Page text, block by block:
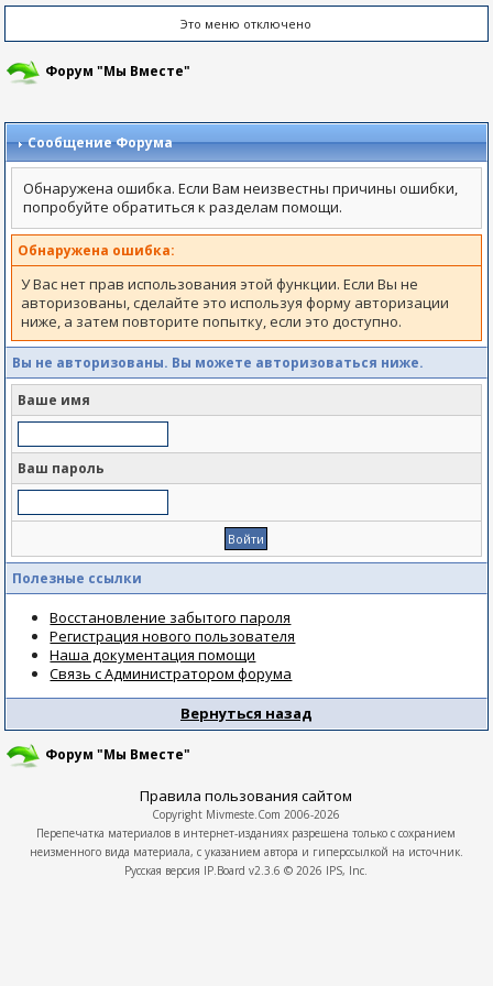
Это меню отключено
Форум "Мы Вместе"
Сообщение Форума
Обнаружена ошибка. Если Вам неизвестны причины ошибки,
попробуйте обратиться к разделам помощи.
Обнаружена ошибка:
У Вас нет прав использования этой функции. Если Вы не
авторизованы, сделайте это используя форму авторизации
ниже, а затем повторите попытку, если это доступно.
Вы не авторизованы. Вы можете авторизоваться ниже.
Ваше имя
Ваш пароль
Полезные ссылки
Восстановление забытого пароля
Регистрация нового пользователя
Наша документация помощи
Связь с Администратором форума
Вернуться назад
Форум "Мы Вместе"
Правила пользования сайтом
Copyright Mivmeste.Com 2006-2026
Перепечатка материалов в интернет-изданиях разрешена только с сохранием
неизменного вида материала, с указанием автора и гиперссылкой на источник.
Русская версия IP.Board v2.3.6 © 2026 IPS, Inc.